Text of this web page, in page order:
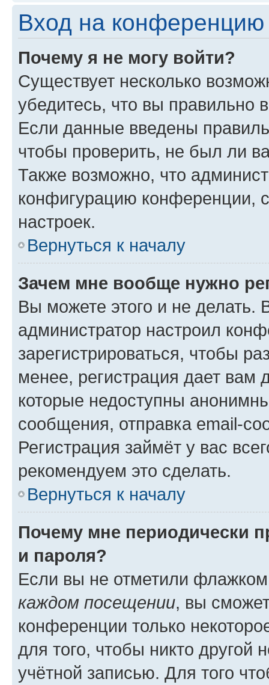
Вход на конференцию
Почему я не могу войти?
Существует несколько
убедитесь, что вы правильно
Если данные введены
чтобы проверить, не был ли
Также возможно, что
конфигурацию конференции,
настроек.
Вернуться к началу
Зачем мне вообще нужно
Вы можете этого и не делать.
администратор настроил
зарегистрироваться, чтобы
менее, регистрация дает вам
которые недоступны
сообщения, отправка email-
Регистрация займёт у вас
рекомендуем это сделать.
Вернуться к началу
Почему мне периодически
и пароля?
Если вы не отметили
каждом посещении, вы
конференции только
для того, чтобы никто другой
учётной записью. Для того